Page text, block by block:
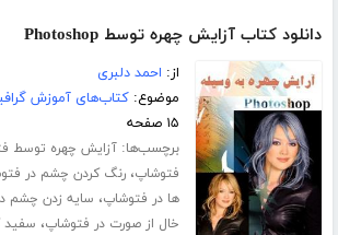
دانلود کتاب آزایش چهره توسط Photoshop
از: احمد دلبری
موضوع:کتاب‌های آموزش
۱۵ صفحه
برچسب‌ها:آزایش چهره توسط
فتوشاپ،رنگ کردن چشم در
ها در فتوشاپ، سایه زدن چشم
خال از صورت در فتوشاپ، سفید